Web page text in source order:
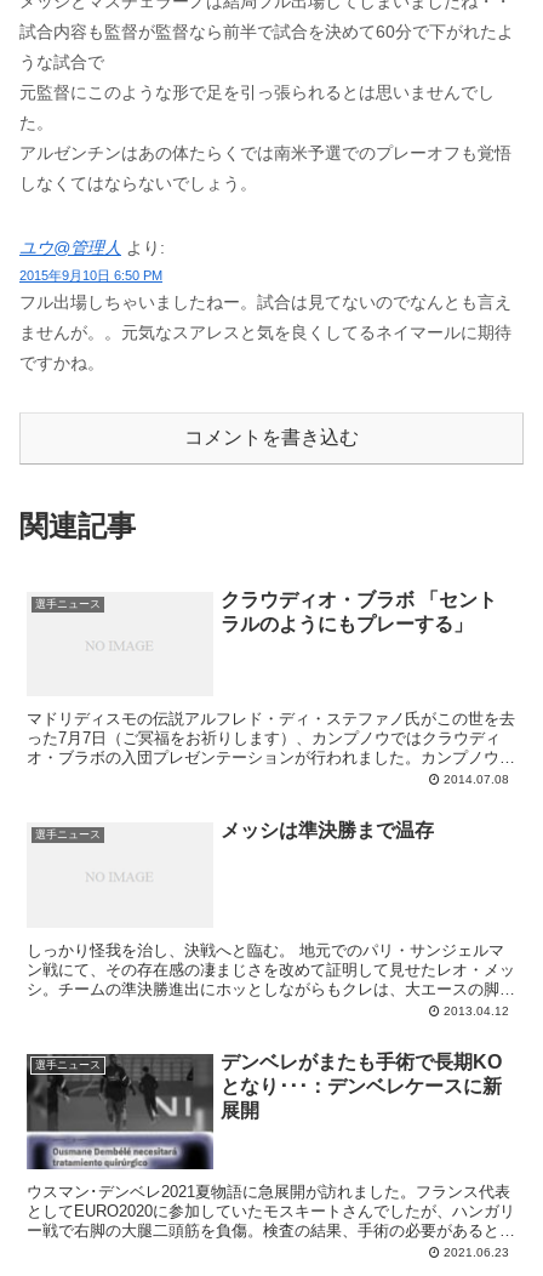
試合内容も監督が監督なら前半で試合を決めて60分で下がれたよ
うな試合で
元監督にこのような形で足を引っ張られるとは思いませんでし
た。
アルゼンチンはあの体たらくでは南米予選でのプレーオフも覚悟
しなくてはならないでしょう。
ユウ@管理人 より:
2015年9月10日 6:50 PM
フル出場しちゃいましたねー。試合は見てないのでなんとも言え
ませんが。。元気なスアレスと気を良くしてるネイマールに期待
ですかね。
コメントを書き込む
関連記事
選手ニュース
クラウディオ・ブラボ 「セント
ラルのようにもプレーする」
マドリディスモの伝説アルフレド・ディ・ステファノ氏がこの世を去
った7月7日（ご冥福をお祈りします）、カンプノウではクラウディ
オ・ブラボの入団プレゼンテーションが行われました。カンプノウ・
パルコ内での契約書（～2017/18）へのサイン儀式終了後、背番号13
リ代表カピタン。その後の入団会見で彼が強調したのは、このバルサ
入団は胸弾む挑戦であり、自分がセントラルのようにもプレーする方
くす決意でした。31歳だけあって、非常に落ち着いた話しぶりのポ
2014.07.08
選手ニュース メッシは準決勝まで温存
しっかり怪我を治し、決戦へと臨む。 地元でのパリ・サンジェルマ
ン戦にて、その存在感の凄まじさを改めて証明して見せたレオ・メッ
シ。チームの準決勝進出にホッとしながらもクレは、大エースの脚の
2013.04.12
選手ニュース
デンベレがまたも手術で長期KO
となり･･･：デンベレケースに新
展開
ウスマン･デンベレ2021夏物語に急展開が訪れました。フランス代表
としてEURO2020に参加していたモスキートさんでしたが、ハンガリ
ー戦で右脚の大腿二頭筋を負傷。検査の結果、手術の必要があると判
り、回復には4ヶ月を要する見込みです。つまり復帰は順調にいって
2021.06.23